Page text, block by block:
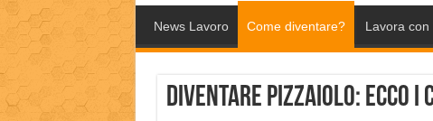
News Lavoro Come diventare? Lavora con
Diventare pizzaiolo: ecco i